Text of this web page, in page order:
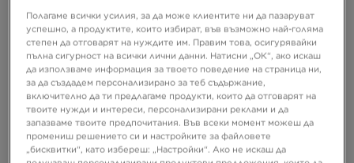
Полагаме всички усилия, за да може клиентите ни да пазаруват
успешно, а продуктите, които избират, във възможно най-голяма
степен да отговарят на нуждите им. Правим това, осигурявайки
пълна сигурност на всички лични данни. Натисни „ОК“, ако искаш
да използваме информация за твоето поведение на страница ни,
за да създадем персонализирано за теб съдържание,
включително да ти предлагаме продукти, които да отговарят на
твоите нужди и интереси, персонализирани реклами и да
запазваме твоите предпочитания. Във всеки момент можеш да
промениш решението си и настройките за файловете
„бисквитки“, като избереш: „Настройки“. Ако не искаш да